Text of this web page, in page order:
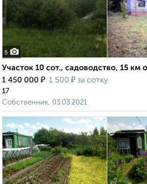
5
Участок 10 сот., садоводство, 15 км
1 450 000 ₽ 1 500 ₽ за сотку
17
Собственник, 03.03.2021